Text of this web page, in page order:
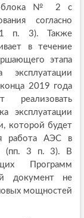
№ 2 с
согласно
1 п. 3). Также
в течение
этапа
2019 года
реализовать
эксплуатации
которой будет
работа АЭС в
(пп. 3 п. 3). В
Программ
документ не
мощностей